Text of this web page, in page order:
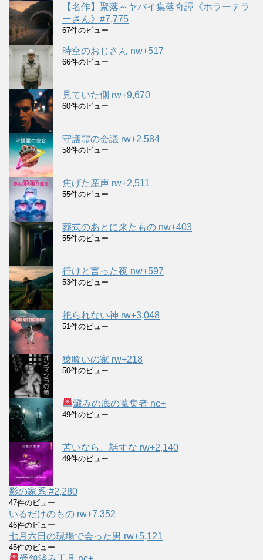
【名作】聚落～ヤバイ集落奇譚《ホラーテラ
ーさん》#7,775
67件のビュー
時空のおじさん nw+517
66件のビュー
見ていた側 rw+9,670
60件のビュー
守護霊の会議 rw+2,584
58件のビュー
焦げた産声 rw+2,511
55件のビュー
葬式のあとに来たもの nw+403
55件のビュー
行けと言った夜 nw+597
53件のビュー
祀られない神 rw+3,048
51件のビュー
猿喰いの家 rw+218
50件のビュー
澱みの底の蒐集者 nc+
49件のビュー
苦いなら、話すな rw+2,140
49件のビュー
影の家系 #2,280
47件のビュー
いるだけのもの rw+7,352
46件のビュー
七月六日の現場で会った男 rw+5,121
45件のビュー